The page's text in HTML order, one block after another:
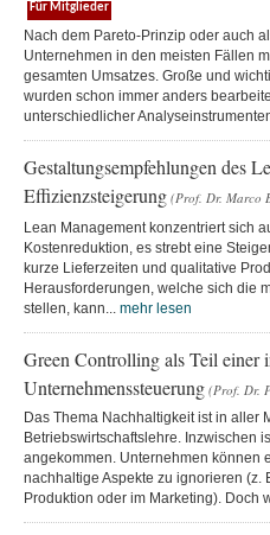
Für Mitglieder
Nach dem Pareto-Prinzip oder auch
Unternehmen in den meisten Fällen
gesamten Umsatzes. Große und
wurden schon immer anders
unterschiedlicher
Gestaltungsempfehlungen des
Effizienzsteigerung (Prof. Dr. Marco
Lean Management konzentriert sich
Kostenreduktion, es strebt eine
kurze Lieferzeiten und qualitative
Herausforderungen, welche sich die
stellen, kann... mehr lesen
Green Controlling als Teil einer
Unternehmenssteuerung (Prof. Dr.
Das Thema Nachhaltigkeit ist in aller
Betriebswirtschaftslehre. Inzwischen
angekommen. Unternehmen können
nachhaltige Aspekte zu ignorieren (z.
Produktion oder im Marketing). Doch